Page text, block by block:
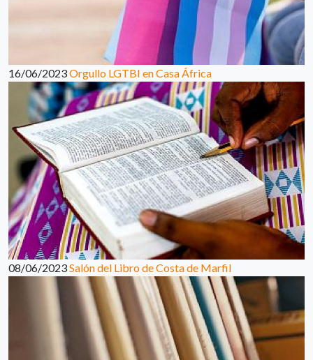
16/06/2023Orgullo LGTBI en Casa África
08/06/2023Salón del Libro de Costa de Marfil